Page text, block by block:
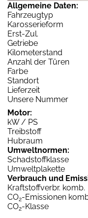
Allgemeine Daten:
Fahrzeugtyp
Karosserieform
Erst-Zul.
Getriebe
Kilometerstand
Anzahl der Türen
Farbe
Standort
Lieferzeit
Unsere Nummer
Motor:
kW / PS
Treibstoff
Hubraum
Umweltnormen:
Schadstoffklasse
Umweltplakette
Verbrauch und
Kraftstoffverbr. komb.
CO2-Emissionen
CO2-Klasse